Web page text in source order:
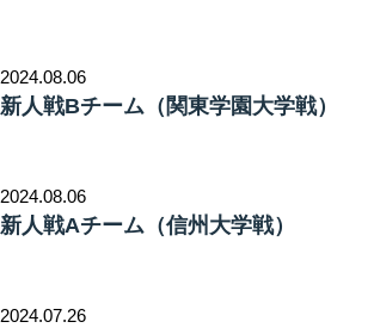
2024.08.06
新人戦Bチーム（関東学園大学戦）
2024.08.06
新人戦Aチーム（信州大学戦）
2024.07.26